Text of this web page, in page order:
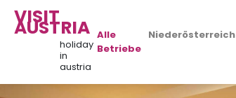
VISIT
AUSTRIA
holiday
in
austria
Alle
Betriebe
Niederösterreich